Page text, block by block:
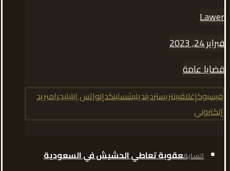
Lawer
فبراير 24, 2023
قضايا عامة
فيسبوكإغلاقبينتريسترديتديليشسلينكدإنواتس ابتيليجرامبريد
إلكتروني
السابقعقوبة تعاطي الحشيش في السعودية